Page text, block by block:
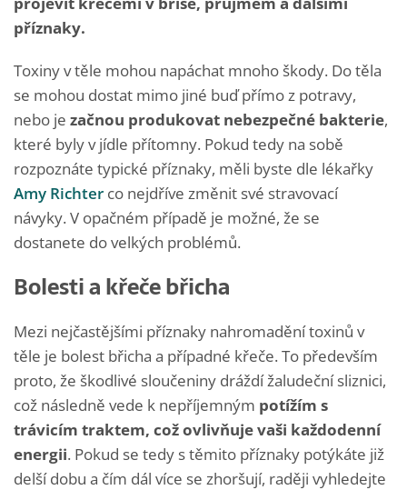
příznaky.
Toxiny v těle mohou napáchat mnoho škody. Do těla
se mohou dostat mimo jiné buď přímo z potravy,
nebo je začnou produkovat nebezpečné bakterie,
které byly v jídle přítomny. Pokud tedy na sobě
rozpoznáte typické příznaky, měli byste dle lékařky
Amy Richter co nejdříve změnit své stravovací
návyky. V opačném případě je možné, že se
dostanete do velkých problémů.
Bolesti a křeče břicha
Mezi nejčastějšími příznaky nahromadění toxinů v
těle je bolest břicha a případné křeče. To především
proto, že škodlivé sloučeniny dráždí žaludeční sliznici,
což následně vede k nepříjemným potížím s
trávicím traktem, což ovlivňuje vaši každodenní
energii. Pokud se tedy s těmito příznaky potýkáte již
delší dobu a čím dál více se zhoršují, raději vyhledejte